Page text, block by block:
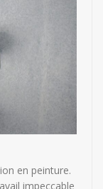
en peinture.
impeccable